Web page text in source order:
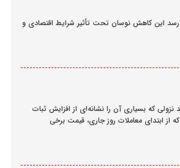
مدل محدود شد. به نظر می‌رسد این کاهش نوسان تحت تأثیر شرایط اقتصادی و
مواجه شده است. این روند نزولی که بسیاری آن را نشانه‌ای از افزایش ثبات
از ابتدای معاملات روز جاری، قیمت برخی